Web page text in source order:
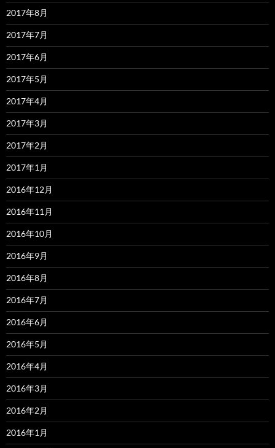
2017年8月
2017年7月
2017年6月
2017年5月
2017年4月
2017年3月
2017年2月
2017年1月
2016年12月
2016年11月
2016年10月
2016年9月
2016年8月
2016年7月
2016年6月
2016年5月
2016年4月
2016年3月
2016年2月
2016年1月